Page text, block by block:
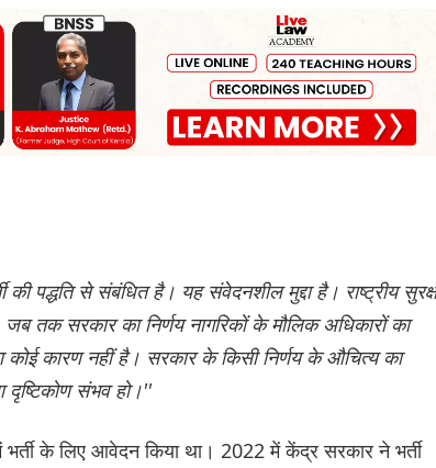
की पद्धति से संबंधित है। यह संवेदनशील मुद्दा है। राष्ट्रीय
तक सरकार का निर्णय नागरिकों के मौलिक अधिकारों का
कारण नहीं है। सरकार के किसी निर्णय के औचित्य का
संभव हो।''
के लिए आवेदन किया था। 2022 में केंद्र सरकार ने भर्ती